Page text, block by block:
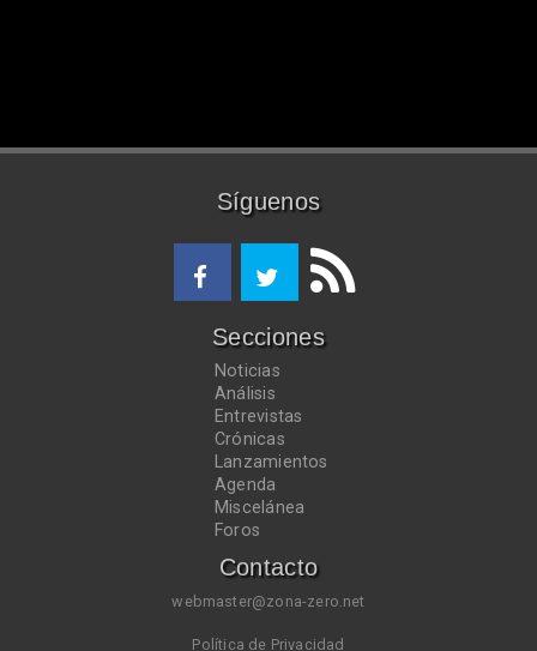
Síguenos
Secciones
Noticias
Análisis
Entrevistas
Crónicas
Lanzamientos
Agenda
Miscelánea
Foros
Contacto
webmaster@zona-zero.net
Política de Privacidad